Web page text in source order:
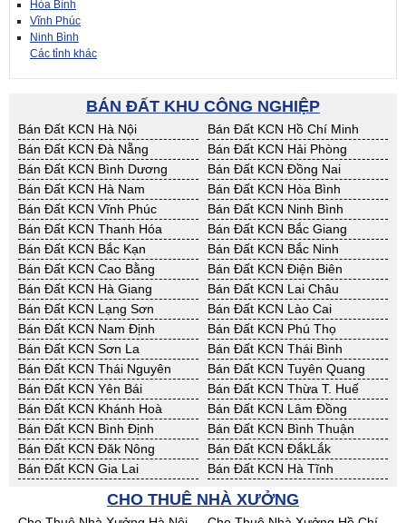
Hòa Bình
Vĩnh Phúc
Ninh Bình
Các tỉnh khác
BÁN ĐẤT KHU CÔNG NGHIỆP
Bán Đất KCN Hà Nội
Bán Đất KCN Hồ Chí Minh
Bán Đất KCN Đà Nẵng
Bán Đất KCN Hải Phòng
Bán Đất KCN Bình Dương
Bán Đất KCN Đồng Nai
Bán Đất KCN Hà Nam
Bán Đất KCN Hòa Bình
Bán Đất KCN Vĩnh Phúc
Bán Đất KCN Ninh Bình
Bán Đất KCN Thanh Hóa
Bán Đất KCN Bắc Giang
Bán Đất KCN Bắc Kạn
Bán Đất KCN Bắc Ninh
Bán Đất KCN Cao Bằng
Bán Đất KCN Điện Biên
Bán Đất KCN Hà Giang
Bán Đất KCN Lai Châu
Bán Đất KCN Lạng Sơn
Bán Đất KCN Lào Cai
Bán Đất KCN Nam Định
Bán Đất KCN Phú Thọ
Bán Đất KCN Sơn La
Bán Đất KCN Thái Bình
Bán Đất KCN Thái Nguyên
Bán Đất KCN Tuyên Quang
Bán Đất KCN Yên Bái
Bán Đất KCN Thừa T. Huế
Bán Đất KCN Khánh Hoà
Bán Đất KCN Lâm Đồng
Bán Đất KCN Bình Định
Bán Đất KCN Bình Thuận
Bán Đất KCN Đăk Nông
Bán Đất KCN ĐắkLắk
Bán Đất KCN Gia Lai
Bán Đất KCN Hà Tĩnh
Bán Đất KCN Nghệ An
Bán Đất KCN Ninh Thuận
Bán Đất KCN Phú Yên
CHO THUÊ NHÀ XƯỞNG